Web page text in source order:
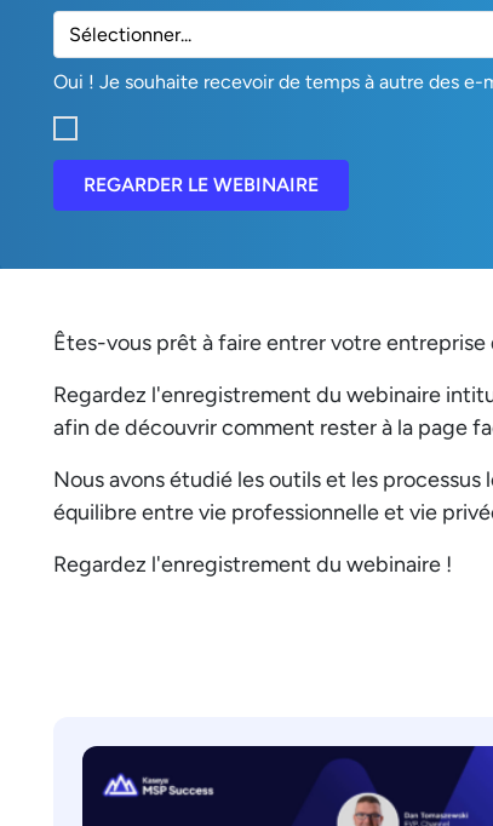
Oui ! Je souhaite recevoir de temps à autre des e-
REGARDER LE WEBINAIRE
Êtes-vous prêt à faire entrer votre entreprise
Regardez l'enregistrement du webinaire
afin de découvrir comment rester à la page
Nous avons étudié les outils et les
équilibre entre vie professionnelle et vie
Regardez l'enregistrement du webinaire !